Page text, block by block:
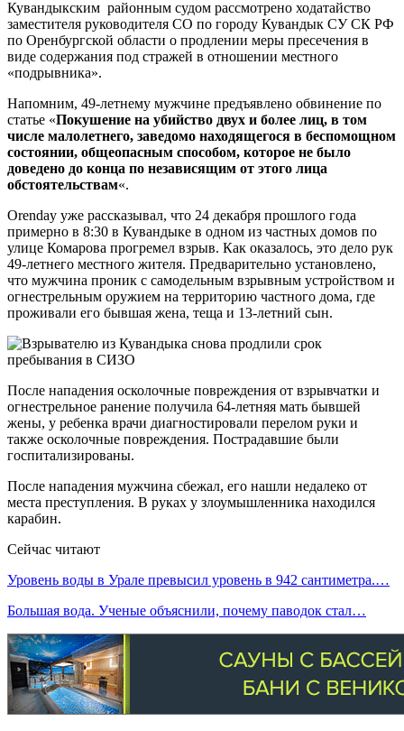
Кувандыкским районным судом рассмотрено ходатайство
заместителя руководителя СО по городу Кувандык СУ СК РФ
по Оренбургской области о продлении меры пресечения в
виде содержания под стражей в отношении местного
«подрывника».
Напомним, 49-летнему мужчине предъявлено обвинение по
статье «Покушение на убийство двух и более лиц, в том
числе малолетнего, заведомо находящегося в беспомощном
состоянии, общеопасным способом, которое не было
доведено до конца по независящим от этого лица
обстоятельствам«.
Orenday уже рассказывал, что 24 декабря прошлого года
примерно в 8:30 в Кувандыке в одном из частных домов по
улице Комарова прогремел взрыв. Как оказалось, это дело рук
49-летнего местного жителя. Предварительно установлено,
что мужчина проник с самодельным взрывным устройством и
огнестрельным оружием на территорию частного дома, где
проживали его бывшая жена, теща и 13-летний сын.
После нападения осколочные повреждения от взрывчатки и
огнестрельное ранение получила 64-летняя мать бывшей
жены, у ребенка врачи диагностировали перелом руки и
также осколочные повреждения. Пострадавшие были
госпитализированы.
После нападения мужчина сбежал, его нашли недалеко от
места преступления. В руках у злоумышленника находился
карабин.
Сейчас читают
Уровень воды в Урале превысил уровень в 942 сантиметра.…
Большая вода. Ученые объяснили, почему паводок стал…